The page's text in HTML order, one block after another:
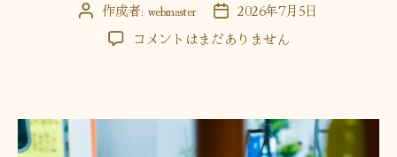
投 作成者: webmaster
投
稿
日
2026年7月5日
吉
歩
コメントはまだありません